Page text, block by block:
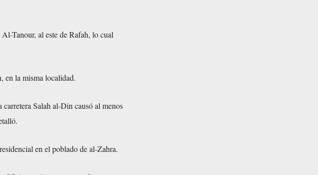
Tanour, al este de Rafah, lo cual
en la misma localidad.
Salah al-Din causó al menos
en el poblado de al-Zahra.